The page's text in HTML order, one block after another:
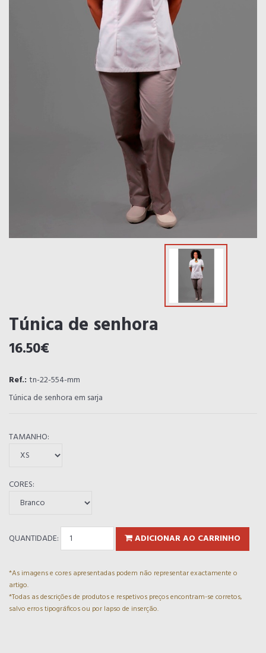
Túnica de senhora
16.50€
Ref.: tn-22-554-mm
Túnica de senhora em sarja
TAMANHO:
CORES:
QUANTIDADE: ADICIONAR AO CARRINHO
*As imagens e cores apresentadas podem não representar exactamente o
artigo.
*Todas as descrições de produtos e respetivos preços encontram-se corretos,
salvo erros tipográficos ou por lapso de inserção.